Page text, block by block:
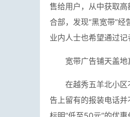
售给用户，从中获取
合部，发现“黑宽带”经
业内人士也希望通过
宽带广告铺天盖
在越秀五羊北小
告上留有的报装电话